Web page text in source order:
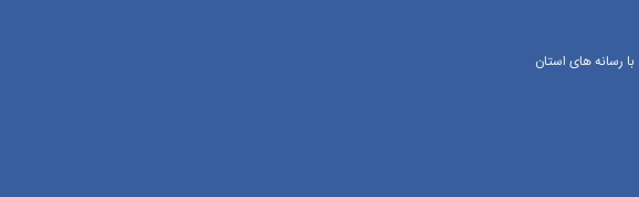
رسانه‌ های استان